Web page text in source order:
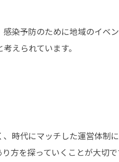
染予防のために地域のイベ
えられています。
時代にマッチした運営体制
方を探っていくことが大切で